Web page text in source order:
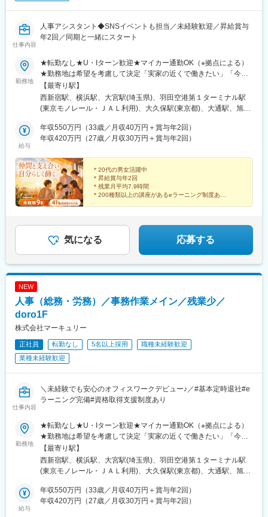
コンサルティング組織は計7名体制です。リーダー1名とメンバー
ながらプロジェクトを推進しています。
■業務の特徴
体ではなく事業戦略全体を踏まえた提案ができます。戦略立案だ
けでなく実行や改善まで携われる点が特徴です。
■求人魅力
・Web制作ではなく経営課題の整理や戦略策定など最上流工程に
挑戦できます。
・大手BtoB企業を中心に多様な業界案件へ携われ、提案力やコン
サルティング力を磨けます。
・戦略提案からプロジェクト推進、公開後改善まで一気通貫で担
当でき、PM経験をさらに上流へ発展させられます。
変更の範囲：会社の定める業務
仕事内容
人事アシスタント◆SNSイベントも担当／未経験歓迎／昇給賞与
年2回／同期と一緒にスタート
勤務地
★転勤なし★U・Iターン歓迎★マイカー通勤OK（※拠点による）
★勤務地は希望を考慮して決定「実家の近くで働きたい」「今の
生活圏を変えたくない」そんな希望も相談OKです。地元に戻って
の就職・転職も応援します！生活スタイルが変わって、勤務エリ
アを変えたいという相談も可能です！■北海道・東北：北海道・青
南関東：東京・神奈川・埼玉・千葉■中部：岐阜・愛知・静岡・石
川・新潟・長野・富山・福井・三重■近畿：滋賀・大阪・兵庫・奈
香川・愛媛■九州：福岡・長崎・大分・熊本・宮崎・鹿児島・沖縄
【最寄り駅】
西新宿駅、横浜駅、大宮駅(埼玉県)、羽田空港第１ターミナル駅
(東京モノレール・ＪＡＬ利用)、大久保駅(東京都)、大通駅、旭川
亀島駅、新浜松駅、新潟駅、新静岡駅、三島広小路駅、北鉄金沢
駅、長野駅、電気ビル前駅、福井駅、北新地駅、姫路駅、なんば
神南駅、眉山ロープウェイ山麓駅、浦添前田駅、通町筋駅、宮崎
駅、渋谷駅、新宿駅、新宿三丁目駅、池袋駅、吉祥寺駅、町田
駅、八王子駅、立川駅、新横浜駅、川崎駅、座間駅、相模原駅、
藤沢駅、海老名駅(相模線)、浦和駅、さいたま新都心駅、川口駅、
上尾駅、新座駅、熊谷駅、春日部駅、千葉中央駅、千葉みなと
駅、伊勢崎駅、前橋駅、世良田駅、桐生駅、栃木駅、小山駅、札
幌駅、函館駅、小樽駅、千歳駅(北海道)、青森駅、一ノ関駅、遠野
駅、久慈駅、水沢駅、秋田駅、横手駅、あおば通駅、泉中央駅、
岡県)、大場駅、西金沢駅、松任駅、野々市工大前駅、小松駅、亀
田駅、白山駅(新潟県)、新津駅、燕三条駅、東三条駅、篠ノ井駅、
松本駅、上諏訪駅、富山駅、高岡駅、新高岡駅、魚津駅、福井城
址大名町駅、水居駅、丸岡駅、岐阜駅、高山駅、名鉄岐阜駅、大
垣駅、津駅、近鉄四日市駅、津新町駅、鈴鹿市駅、播磨駅、草津
駅(滋賀県)、大津駅、南草津駅、彦根駅、長浜駅、西梅田駅、梅田
駅(地下鉄)、布施駅、堺市駅、ハーバーランド駅、三ノ宮駅、西宮
木駅、和歌山駅、和歌山市駅、後藤駅、弓ケ浜駅、鳥取駅、松江
駅、出雲市駅、山口駅(山口県)、下関駅、徳島駅、佐古駅、阿南
博多駅、天神駅、小倉駅(福岡県)、久留米駅、原田駅(福岡県)、行
橋駅、南行橋駅、長崎駅(長崎県)、長崎駅前駅、大分駅、賀来駅、
西大分駅、熊本駅、南宮崎駅、都城駅、鹿児島駅、谷山駅(鹿児島
市電)、那覇空港駅(鉄道)、県庁前駅(沖縄県)、おもろまち駅、都庁
前駅、神奈川駅、羽田空港第１・第２ターミナル駅(京急)、新大久
保駅、さっぽろ駅、広瀬通駅、宇都宮駅東口駅、金沢駅、市役所
前駅(長野県)、桜橋駅(富山県)、東梅田駅、なんば駅(地下鉄)、岡
山駅前駅、市役所前駅(愛媛県)、片原町駅(香川県)、熊本城・市役
所前駅、新宿御苑前駅、要町駅、京王八王子駅、立川南駅、平沼
給与
年収550万円（33歳／月収40万円＋賞与年2回）
年収420万円（27歳／月収30万円＋賞与年2回）
＊20代の男女活躍中
＊昇給賞与年2回
＊残業月平均7.9時間
＊200種類以上の講座があるeラーニング制度あり
それぞれの個性を活かしながら、
のびのびと働いています！
気になる 応募する
NEW
人事（総務・労務）／事務作業メイン／残業少／
doro1F
株式会社マーキュリー
正社員 転勤なし 5名以上採用
職種未経験歓迎
業種未経験歓迎
仕事内容
＼未経験でも安心のオフィスワークデビュー♪／#基本定時退社#e
ラーニング完備#資格取得支援制度あり
勤務地
★転勤なし★U・Iターン歓迎★マイカー通勤OK（※拠点による）
★勤務地は希望を考慮して決定「実家の近くで働きたい」「今の
生活圏を変えたくない」そんな希望も相談OKです。地元に戻って
の就職・転職も応援します！生活スタイルが変わって、勤務エリ
アを変えたいという相談も可能です！■北海道・東北：北海道・青
南関東：東京・神奈川・埼玉・千葉■中部：岐阜・愛知・静岡・石
川・新潟・長野・富山・福井・三重■近畿：滋賀・大阪・兵庫・奈
【最寄り駅】
西新宿駅、横浜駅、大宮駅(埼玉県)、羽田空港第１ターミナル駅
(東京モノレール・ＪＡＬ利用)、大久保駅(東京都)、大通駅、旭川
亀島駅、新浜松駅、新潟駅、新静岡駅、三島広小路駅、北鉄金沢
駅、長野駅、電気ビル前駅、福井駅、北新地駅、姫路駅、なんば
給与
年収550万円（33歳／月収40万円＋賞与年2回）
年収420万円（27歳／月収30万円＋賞与年2回）